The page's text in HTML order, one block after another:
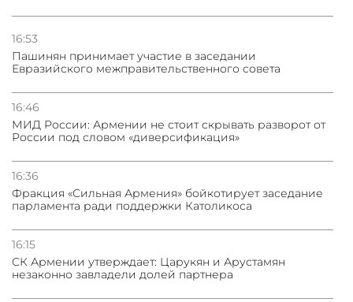
16:53
Пашинян принимает участие в заседании
Евразийского межправительственного совета
16:46
МИД России: Армении не стоит скрывать разворот от
России под словом «диверсификация»
16:36
Фракция «Сильная Армения» бойкотирует заседание
парламента ради поддержки Католикоса
16:15
СК Армении утверждает: Царукян и Арустамян
незаконно завладели долей партнера